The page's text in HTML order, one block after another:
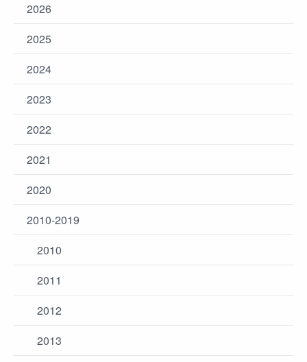
2026
2025
2024
2023
2022
2021
2020
2010-2019
2010
2011
2012
2013